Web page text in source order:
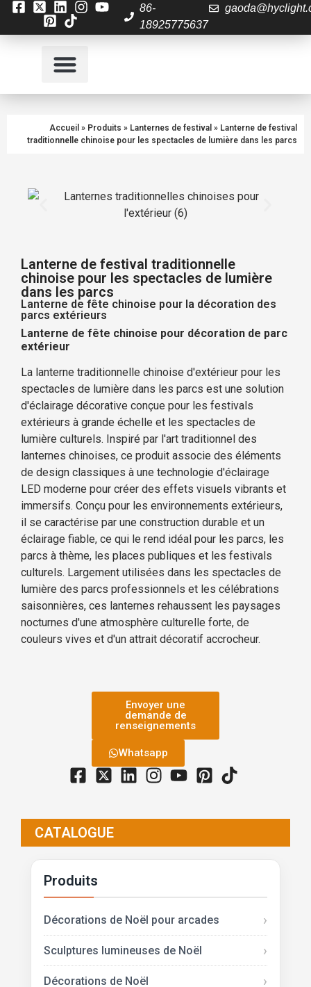
86-
18925775637
Accueil » Produits » Lanternes de festival » Lanterne de festival
traditionnelle chinoise pour les spectacles de lumière dans les parcs
Lanterne de festival traditionnelle
chinoise pour les spectacles de lumière
dans les parcs
Lanterne de fête chinoise pour la décoration des
parcs extérieurs
Lanterne de fête chinoise pour décoration de parc
extérieur
La lanterne traditionnelle chinoise d'extérieur pour les
spectacles de lumière dans les parcs est une solution
d'éclairage décorative conçue pour les festivals
extérieurs à grande échelle et les spectacles de
lumière culturels. Inspiré par l'art traditionnel des
lanternes chinoises, ce produit associe des éléments
de design classiques à une technologie d'éclairage
LED moderne pour créer des effets visuels vibrants et
immersifs. Conçu pour les environnements extérieurs,
il se caractérise par une construction durable et un
éclairage fiable, ce qui le rend idéal pour les parcs, les
parcs à thème, les places publiques et les festivals
culturels. Largement utilisées dans les spectacles de
lumière des parcs professionnels et les célébrations
saisonnières, ces lanternes rehaussent les paysages
nocturnes d'une atmosphère culturelle forte, de
couleurs vives et d'un attrait décoratif accrocheur.
Envoyer une
demande de
renseignements
Whatsapp
CATALOGUE
Produits
Décorations de Noël pour arcades
Sculptures lumineuses de Noël
Décorations de Noël